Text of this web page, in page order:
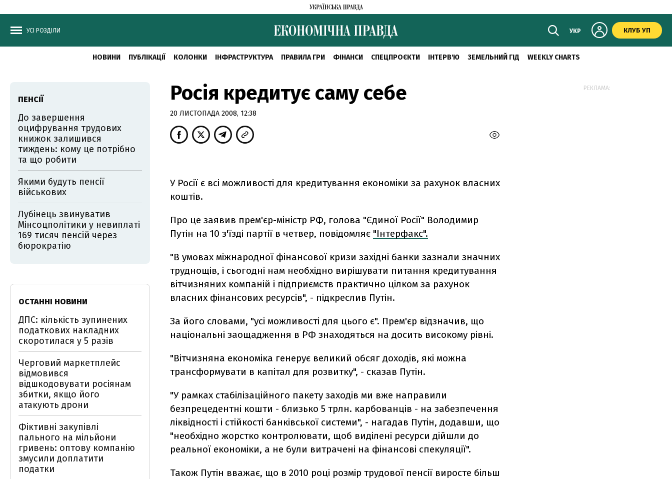
УСІ РОЗДІЛИ УКР КЛУБ УП
НОВИНИ ПУБЛІКАЦІЇ КОЛОНКИ ІНФРАСТРУКТУРА ПРАВИЛА ГРИ ФІНАНСИ СПЕЦПРОЄКТИ ІНТЕРВ'Ю ЗЕМЕЛЬНИЙ ГІД WEEKLY CHARTS
Росія кредитує саму себе
20 ЛИСТОПАДА 2008, 12:38
У Росії є всі можливості для кредитування економіки за рахунок власних
коштів.
Про це заявив прем'єр-міністр РФ, голова "Єдиної Росії" Володимир
Путін на 10 з'їзді партії в четвер, повідомляє "Інтерфакс".
"В умовах міжнародної фінансової кризи західні банки зазнали значних
труднощів, і сьогодні нам необхідно вирішувати питання кредитування
вітчизняних компаній і підприємств практично цілком за рахунок
власних фінансових ресурсів", - підкреслив Путін.
За його словами, "усі можливості для цього є". Прем'єр відзначив, що
національні заощадження в РФ знаходяться на досить високому рівні.
"Вітчизняна економіка генерує великий обсяг доходів, які можна
трансформувати в капітал для розвитку", - сказав Путін.
"У рамках стабілізаційного пакету заходів ми вже направили
безпрецедентні кошти - близько 5 трлн. карбованців - на забезпечення
ліквідності і стійкості банківської системи", - нагадав Путін, додавши, що
"необхідно жорстко контролювати, щоб виділені ресурси дійшли до
реальної економіки, а не були витрачені на фінансові спекуляції".
Також Путін вважає, що в 2010 році розмір трудової пенсії виросте більш
ПЕНСІЇ
До завершення
оцифрування трудових
книжок залишився
тиждень: кому це потрібно
та що робити
Якими будуть пенсії
військових
Лубінець звинуватив
Мінсоцполітики у невиплаті
169 тисяч пенсій через
бюрократію
ОСТАННІ НОВИНИ
ДПС: кількість зупинених
податкових накладних
скоротилася у 5 разів
Черговий маркетплейс
відмовився
відшкодовувати росіянам
збитки, якщо його
атакують дрони
Фіктивні закупівлі
пального на мільйони
гривень: оптову компанію
змусили доплатити
податки
РЕКЛАМА: